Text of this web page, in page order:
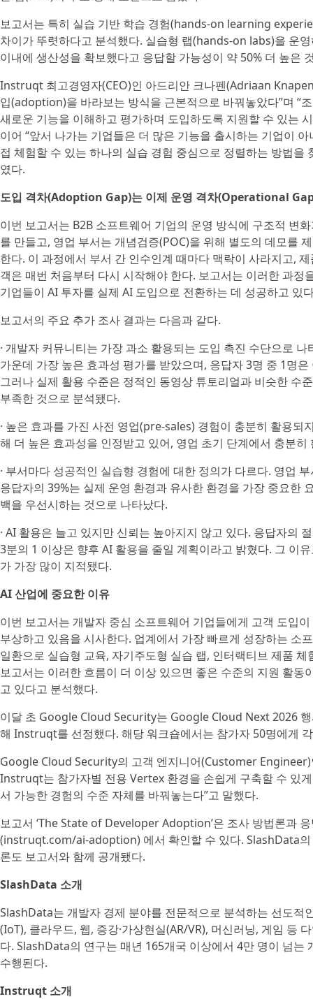
보고서는 특히 실습 기반 학습 경험(hands-on learning
차이가 뚜렷하다고 분석했다. 실습형 랩(hands-on labs)을 운
이내에 생산성을 확보했다고 응답할 가능성이 약 50% 더 높은
Instruqt 최고경영자(CEO)인 아드리안 크나펜(Adriaan
입(adoption)을 바라보는 방식을 근본적으로 바꿔놓았다”며 “
새로운 기능을 이해하고 평가하며 도입하도록 지원할 수 있는
이어 “앞서 나가는 기업들은 더 많은 기능을 출시하는 기업이
접 체험할 수 있는 하나의 실습 경험 중심으로 정렬하는 방법을
였다.
도입 격차(Adoption Gap)는 이제 운영 격차(Operational
이번 보고서는 B2B 소프트웨어 기업의 운영 방식에 구조적 변
를 만들고, 영업 부서는 개념검증(POC)을 위해 별도의 데모를
한다. 이 과정에서 부서 간 인수인계 때마다 맥락이 사라지고,
객은 매번 처음부터 다시 시작해야 한다. 보고서는 이러한 과
기업들이 AI 투자를 실제 AI 도입으로 전환하는 데 성공하고 있
보고서의 주요 추가 조사 결과는 다음과 같다.
· 개발자 커뮤니티는 가장 과소 활용되는 도입 촉진 수단으로
가운데 가장 높은 효과성 평가를 받았으며, 응답자 3명 중 1명
그러나 실제 활용 수준은 정적인 동영상 튜토리얼과 비슷한 수
부족한 것으로 분석됐다.
· 높은 효과를 가진 사전 영업(pre-sales) 경험이 충분히 활용되
해 더 높은 효과성을 인정받고 있어, 영업 초기 단계에서 충분
· 부서마다 성공적인 실습형 경험에 대한 정의가 다르다. 영업
응답자의 39%는 실제 운영 환경과 유사한 환경을 가장 중요한
백을 우선시하는 것으로 나타났다.
· AI 활용은 늘고 있지만 신뢰는 높아지지 않고 있다. 응답자의
3분의 1 이상은 향후 AI 활용을 줄일 계획이라고 밝혔다. 그 이
가 가장 많이 지적됐다.
AI 산업에 중요한 이유
이번 보고서는 개발자 중심 소프트웨어 기업들에게 고객 도입
부상하고 있음을 시사한다. 업계에서 가장 빠르게 성장하는 소
일환으로 실습형 교육, 자기주도형 실습 랩, 인터랙티브 제품
보고서는 이러한 흐름이 더 이상 있으면 좋은 수준의 지원 활
고 있다고 분석했다.
이달 초 Google Cloud Security는 Google Cloud Next 2026 행
해 Instruqt를 선정했다. 해당 워크숍에서는 참가자 50명에게
Google Cloud Security의 고객 엔지니어(Customer
Instruqt는 참가자별 전용 Vertex 환경을 손쉽게 구축할 수 있
서 가능한 경험의 수준 자체를 바꿔놓는다”고 말했다.
보고서 ‘The State of Developer Adoption’은 조사 방법론과
(instruqt.com/ai-adoption) 에서 확인할 수 있다. SlashData의
론도 보고서와 함께 공개됐다.
SlashData 소개
SlashData는 개발자 경제 분야를 전문적으로 분석하는 선도적
(IoT), 클라우드, 웹, 증강·가상현실(AR/VR), 머신러닝, 게임 등
다. SlashData의 연구는 매년 165개국 이상에서 4만 명이 넘
수행된다.
Instruqt 소개